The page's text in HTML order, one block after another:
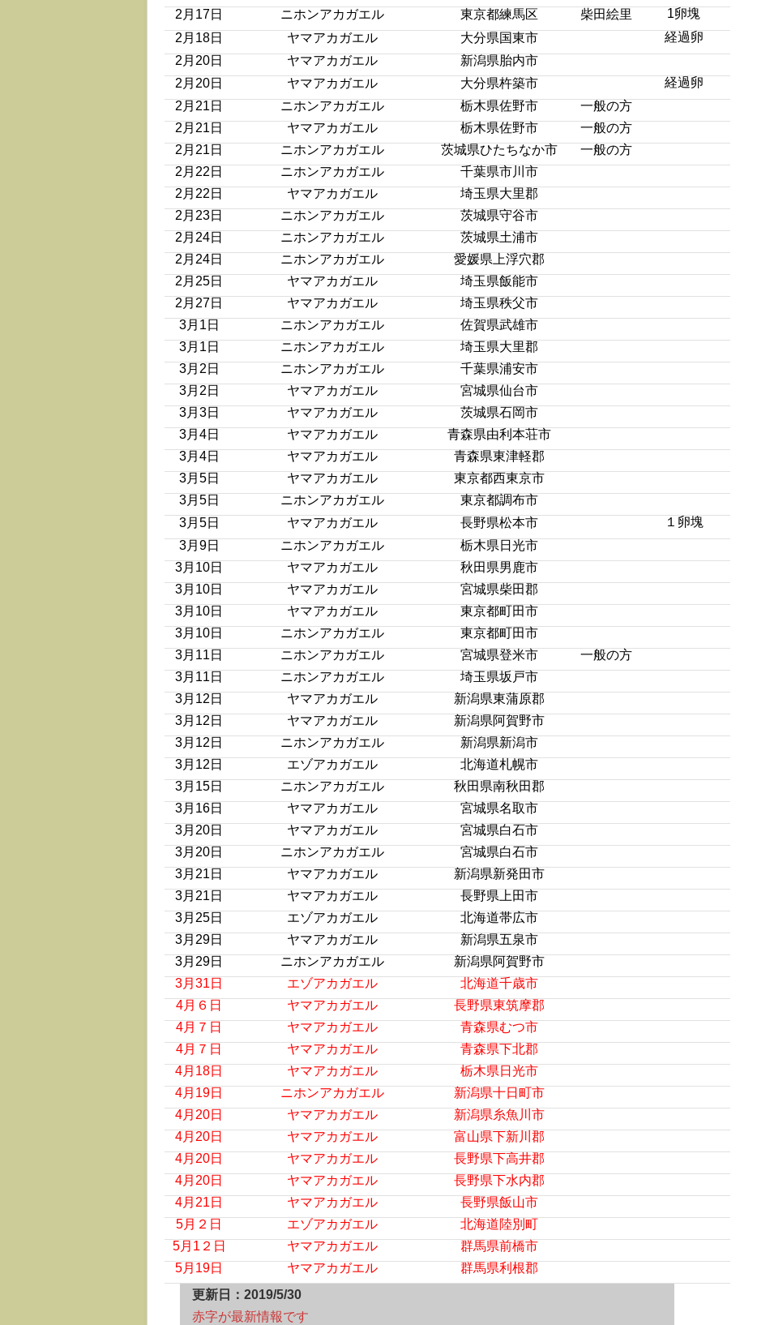
2月17日
ニホンアカガエル 東京都練馬区 柴田絵里
1卵塊
2月18日
ヤマアカガエル 大分県国東市
経過卵
2月20日
ヤマアカガエル
新潟県胎内市
2月20日
ヤマアカガエル 大分県杵築市
経過卵
2月21日
ニホンアカガエル 栃木県佐野市
一般の方
2月21日
ヤマアカガエル 栃木県佐野市
一般の方
2月21日
ニホンアカガエル 茨城県ひたちなか市
一般の方
2月22日
ニホンアカガエル
千葉県市川市
2月22日
ヤマアカガエル
埼玉県大里郡
2月23日
ニホンアカガエル
茨城県守谷市
2月24日
ニホンアカガエル
茨城県土浦市
2月24日
ニホンアカガエル
愛媛県上浮穴郡
2月25日
ヤマアカガエル
埼玉県飯能市
2月27日
ヤマアカガエル
埼玉県秩父市
3月1日
ニホンアカガエル
佐賀県武雄市
3月1日
ニホンアカガエル
埼玉県大里郡
3月2日
ニホンアカガエル
千葉県浦安市
3月2日
ヤマアカガエル
宮城県仙台市
3月3日
ヤマアカガエル
茨城県石岡市
3月4日
ヤマアカガエル
青森県由利本荘市
3月4日
ヤマアカガエル
青森県東津軽郡
3月5日
ヤマアカガエル
東京都西東京市
3月5日
ニホンアカガエル
東京都調布市
3月5日
ヤマアカガエル 長野県松本市
１卵塊
3月9日
ニホンアカガエル
栃木県日光市
3月10日
ヤマアカガエル
秋田県男鹿市
3月10日
ヤマアカガエル
宮城県柴田郡
3月10日
ヤマアカガエル
東京都町田市
3月10日
ニホンアカガエル
東京都町田市
3月11日
ニホンアカガエル 宮城県登米市
一般の方
3月11日
ニホンアカガエル
埼玉県坂戸市
3月12日
ヤマアカガエル
新潟県東蒲原郡
3月12日
ヤマアカガエル
新潟県阿賀野市
3月12日
ニホンアカガエル
新潟県新潟市
3月12日
エゾアカガエル
北海道札幌市
3月15日
ニホンアカガエル
秋田県南秋田郡
3月16日
ヤマアカガエル
宮城県名取市
3月20日
ヤマアカガエル
宮城県白石市
3月20日
ニホンアカガエル
宮城県白石市
3月21日
ヤマアカガエル
新潟県新発田市
3月21日
ヤマアカガエル
長野県上田市
3月25日
エゾアカガエル
北海道帯広市
3月29日
ヤマアカガエル
新潟県五泉市
3月29日
ニホンアカガエル
新潟県阿賀野市
3月31日
エゾアカガエル
北海道千歳市
4月６日
ヤマアカガエル
長野県東筑摩郡
4月７日
ヤマアカガエル
青森県むつ市
4月７日
ヤマアカガエル
青森県下北郡
4月18日
ヤマアカガエル
栃木県日光市
4月19日
ニホンアカガエル
新潟県十日町市
4月20日
ヤマアカガエル
新潟県糸魚川市
4月20日
ヤマアカガエル
富山県下新川郡
4月20日
ヤマアカガエル
長野県下高井郡
4月20日
ヤマアカガエル
長野県下水内郡
4月21日
ヤマアカガエル
長野県飯山市
5月２日
エゾアカガエル
北海道陸別町
5月1２日
ヤマアカガエル
群馬県前橋市
5月19日
ヤマアカガエル
群馬県利根郡
更新日：2019/5/30
赤字が最新情報です